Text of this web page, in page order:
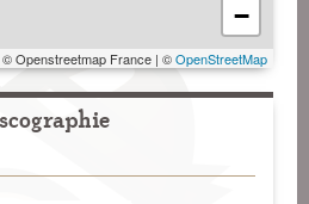
−
© Openstreetmap France | ©OpenStreetMap